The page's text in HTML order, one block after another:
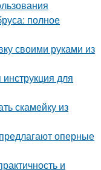
полное
своими руками из
для
скамейку из
оперные
и